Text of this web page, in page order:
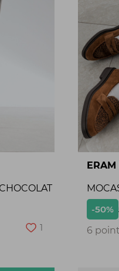
1
ERAM
-50%
6